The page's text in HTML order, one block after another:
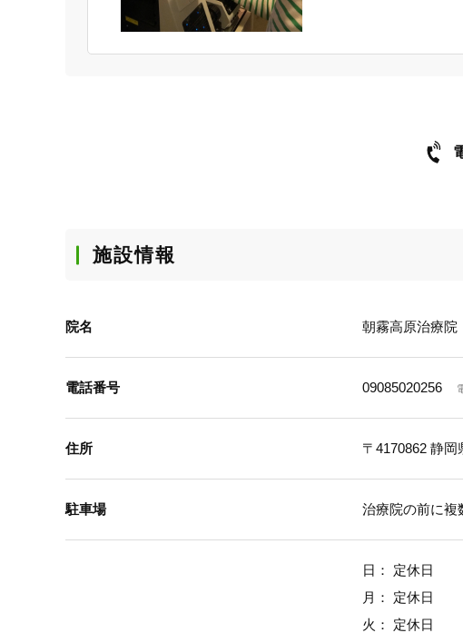
施設情報
院名 朝霧高原治療
電話番号 09085020256
住所 〒4170862 静岡
駐車場 治療院の前に複
日： 定休日
月： 定休日
火： 定休日